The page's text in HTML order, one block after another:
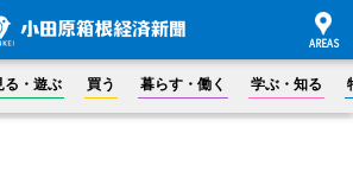
る・遊ぶ 買う 暮らす・働く 学ぶ・知る